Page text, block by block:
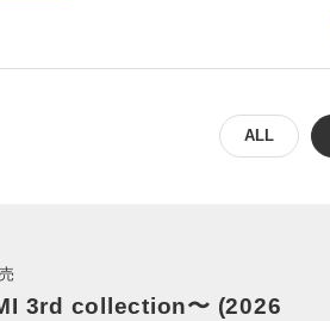
ALL
3rd collection〜 (2026